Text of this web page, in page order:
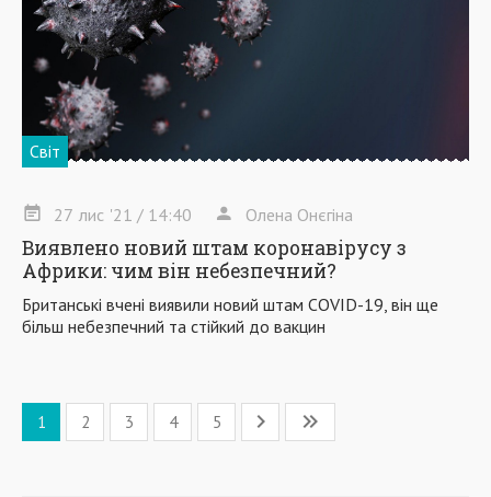
Світ
27 лис '21 / 14:40 Олена Онєгіна
Виявлено новий штам коронавірусу з
Африки: чим він небезпечний?
Британські вчені виявили новий штам COVID-19, він ще
більш небезпечний та стійкий до вакцин
1 2 3 4 5